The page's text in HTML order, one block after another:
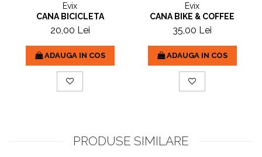
Evix
CANA BICICLETA
20,00 Lei
ADAUGA IN COS
Evix
CANA BIKE & COFFEE
35,00 Lei
ADAUGA IN COS
PRODUSE SIMILARE